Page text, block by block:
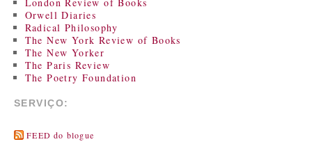
Orwell Diaries
Radical Philosophy
The New York Review of Books
The New Yorker
The Paris Review
The Poetry Foundation
SERVIÇO:
FEED do blogue